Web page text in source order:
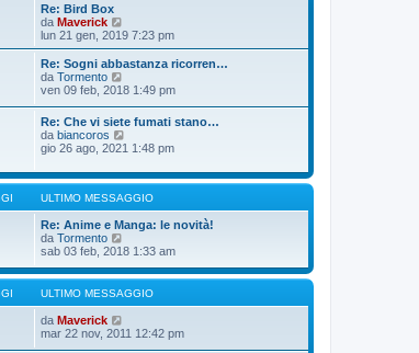
g
i
s
g
g
i
o
l
m
o
m
e
s
s
a
g
i
o
Re: Bird Box
da Maverick
e
d
i
l
i
m
o
m
s
s
a
g
g
i
o
lun 21 gen, 2019 7:23 pm
Re: Sogni abbastanza ricorren…
da Tormento
e
u
l
t
m
o
e
s
s
a
g
i
ven 09 feb, 2018 1:49 pm
Re: Che vi siete fumati stano…
da biancoros
e
i
u
l
t
i
o
m
e
s
s
g
gio 26 ago, 2021 1:48 pm
ULTIMO MESSAGGIO
Re: Anime e Manga: le novità!
da Tormento
e
i
u
i
m
sab 03 feb, 2018 1:33 am
ULTIMO MESSAGGIO
da Maverick
e
mar 22 nov, 2011 12:42 pm